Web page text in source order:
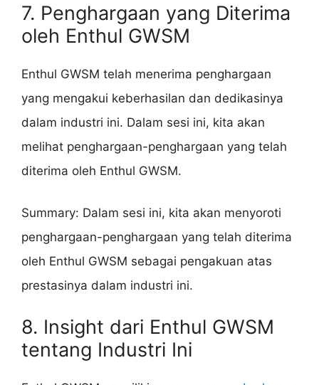
7. Penghargaan yang Diterima
oleh Enthul GWSM
Enthul GWSM telah menerima penghargaan
yang mengakui keberhasilan dan dedikasinya
dalam industri ini. Dalam sesi ini, kita akan
melihat penghargaan-penghargaan yang telah
diterima oleh Enthul GWSM.
Summary: Dalam sesi ini, kita akan menyoroti
penghargaan-penghargaan yang telah diterima
oleh Enthul GWSM sebagai pengakuan atas
prestasinya dalam industri ini.
8. Insight dari Enthul GWSM
tentang Industri Ini